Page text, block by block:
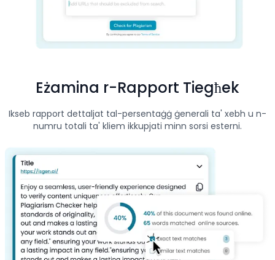
Eżamina r-Rapport Tiegħek
Ikseb rapport dettaljat tal-persentaġġ ġenerali ta' xebh u n-
numru totali ta' kliem ikkupjati minn sorsi esterni.